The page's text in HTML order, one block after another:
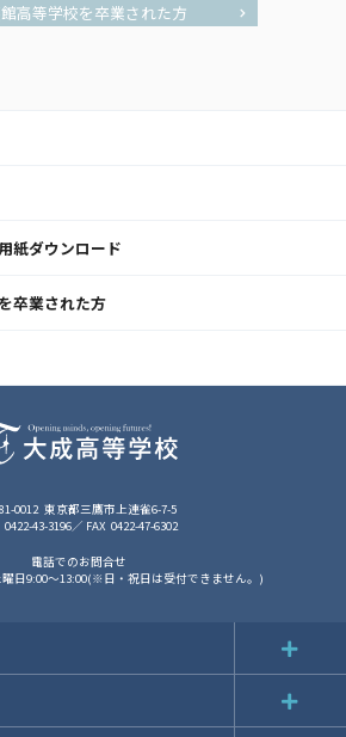
高等学校を卒業された方
紙ダウンロード
卒業された方
0012 東京都三鷹市上連雀6-7-5
0422-43-3196 FAX 0422-47-6302
電話でのお問合せ
曜日9:00～13:00(※日・祝日は受付できません。)